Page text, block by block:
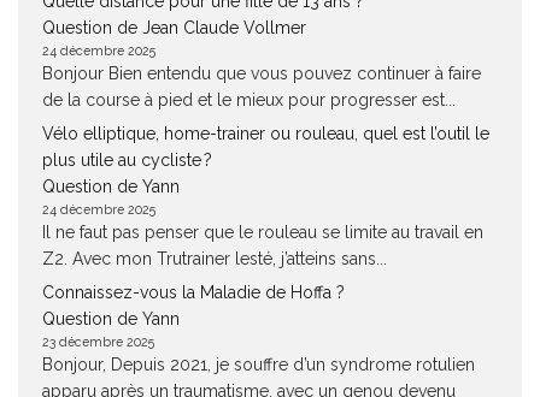
Question de Jean Claude Vollmer
24 décembre 2025
Bonjour Bien entendu que vous pouvez continuer à faire
de la course à pied et le mieux pour progresser est...
Vélo elliptique, home-trainer ou rouleau, quel est l’outil le
plus utile au cycliste ?
Question de Yann
24 décembre 2025
Il ne faut pas penser que le rouleau se limite au travail en
Z2. Avec mon Trutrainer lesté, j’atteins sans...
Connaissez-vous la Maladie de Hoffa ?
Question de Yann
23 décembre 2025
Bonjour, Depuis 2021, je souffre d’un syndrome rotulien
apparu après un traumatisme, avec un genou devenu